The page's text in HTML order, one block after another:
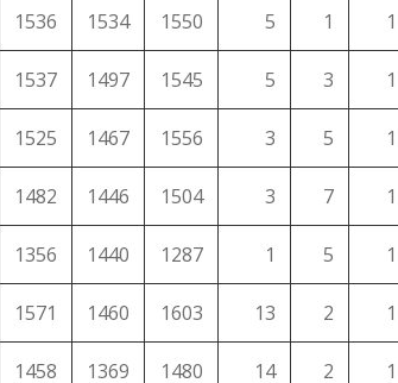
1536 1534 1550 5 1 1
1537 1497 1545 5 3 1
1525 1467 1556 3 5 1
1482 1446 1504 3 7 1
1356 1440 1287 1 5 1
1571 1460 1603 13 2 1
1458 1369 1480 14 2 1